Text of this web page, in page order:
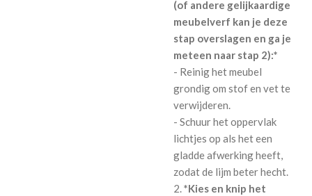
(of andere gelijkaardige
meubelverf kan je deze
stap overslagen en ga je
meteen naar stap 2):*
- Reinig het meubel
grondig om stof en vet te
verwijderen.
- Schuur het oppervlak
lichtjes op als het een
gladde afwerking heeft,
zodat de lijm beter hecht.
2.*Kies en knip het